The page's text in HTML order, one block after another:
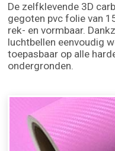
De zelfklevende 3D
gegoten pvc folie van
rek- en vormbaar.
luchtbellen eenvoudig
toepasbaar op alle
ondergronden.